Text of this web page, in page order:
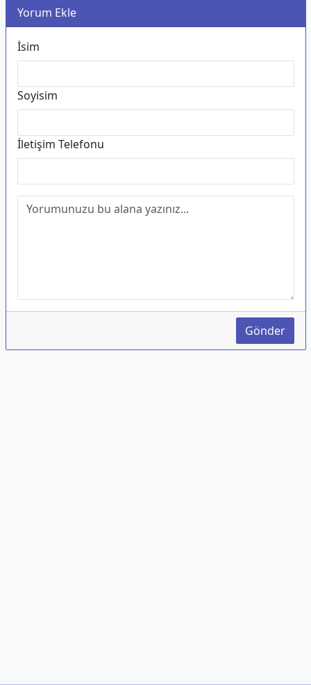
Yorum Ekle
İsim
Soyisim
İletişim Telefonu
Gönder